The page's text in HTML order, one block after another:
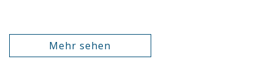
Mehr sehen